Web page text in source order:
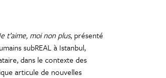
t’aime, moi non plus, présenté
subREAL à Istanbul,
dans le contexte des
articule de nouvelles